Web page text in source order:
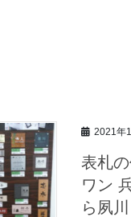
2021年
表札
ワン
ら夙